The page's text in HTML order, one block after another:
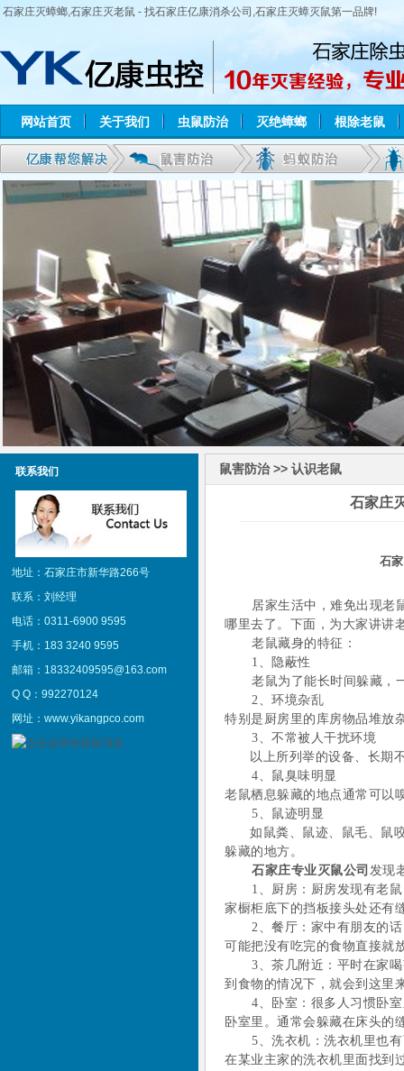
石家庄灭蟑螂,石家庄灭老鼠 - 找石家庄亿康消杀公司,石家庄灭蟑灭鼠第一品牌!
网站首页 关于我们 虫鼠防治 灭绝蟑螂 根除老鼠
联系我们
地址：石家庄市新华路266号
联系：刘经理
电话：0311-6900 9595
手机：183 3240 9595
邮箱：18332409595@163.com
Q Q：992270124
网址：www.yikangpco.com
鼠害防治 >> 认识老鼠
石家庄
石
居家生活中，难免出现老
哪里去了。下面，为大家讲讲
老鼠藏身的特征：
1、
隐蔽性
老鼠为了能长时间躲藏，
2、环境杂乱
特别是厨房里的库房物品堆放
3、不常被人干扰环境
以上所列举的设备、长期
4、 鼠臭味明显
老鼠栖息躲藏的地点通常可以
5、 鼠迹明显
如鼠粪、鼠迹、鼠毛、鼠
躲藏的地方。
石家庄专业灭鼠公司 发现
1、厨房：厨房发现有老
家橱柜底下的挡板接头处还有
2、餐厅：家中有朋友的
可能把没有吃完的食物直接就
3、茶几附近：平时在家
到食物的情况下，就会到这里
4、卧室：很多人习惯卧
卧室里。通常会躲藏在床头的
5、洗衣机：洗衣机里也
在某业主家的洗衣机里面找到